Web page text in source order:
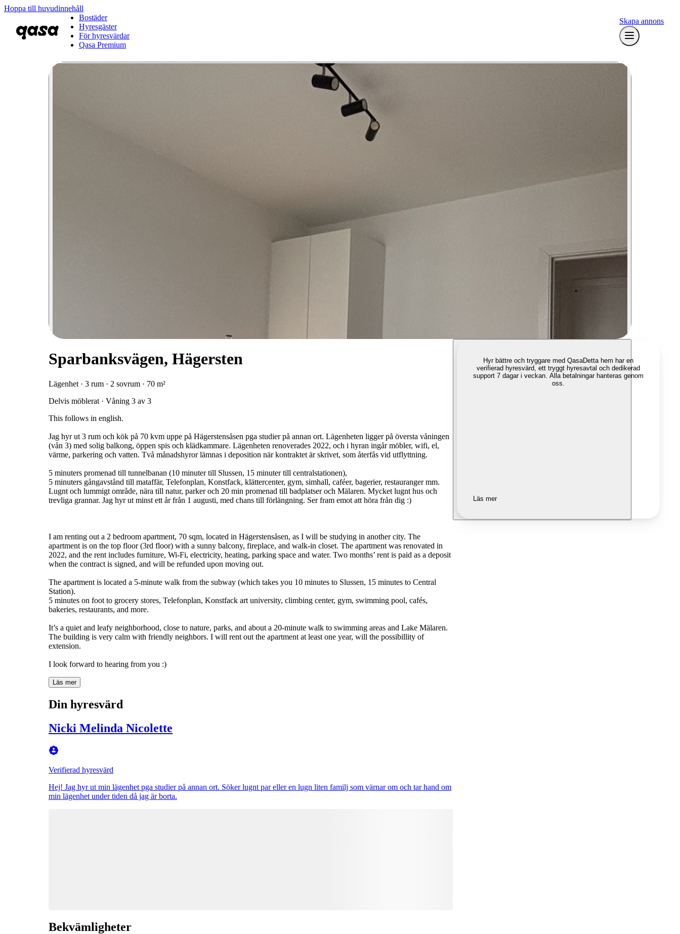
Hoppa till huvudinnehåll
Bostäder
Hyresgäster
För hyresvärdar
Qasa Premium
Skapa annons
Sparbanksvägen, Hägersten
Lägenhet · 3 rum · 2 sovrum · 70 m²
Delvis möblerat · Våning 3 av 3
This follows in english.
Jag hyr ut 3 rum och kök på 70 kvm uppe på Hägerstensåsen pga studier på annan ort. Lägenheten ligger på översta våningen
(vån 3) med solig balkong, öppen spis och klädkammare. Lägenheten renoverades 2022, och i hyran ingår möbler, wifi, el,
värme, parkering och vatten. Två månadshyror lämnas i deposition när kontraktet är skrivet, som återfås vid utflyttning.
5 minuters promenad till tunnelbanan (10 minuter till Slussen, 15 minuter till centralstationen),
5 minuters gångavstånd till mataffär, Telefonplan, Konstfack, klättercenter, gym, simhall, caféer, bagerier, restauranger mm.
Lugnt och lummigt område, nära till natur, parker och 20 min promenad till badplatser och Mälaren. Mycket lugnt hus och
trevliga grannar. Jag hyr ut minst ett år från 1 augusti, med chans till förlängning. Ser fram emot att höra från dig :)
I am renting out a 2 bedroom apartment, 70 sqm, located in Hägerstensåsen, as I will be studying in another city. The
apartment is on the top floor (3rd floor) with a sunny balcony, fireplace, and walk-in closet. The apartment was renovated in
2022, and the rent includes furniture, Wi-Fi, electricity, heating, parking space and water. Two months’ rent is paid as a deposit
when the contract is signed, and will be refunded upon moving out.
The apartment is located a 5-minute walk from the subway (which takes you 10 minutes to Slussen, 15 minutes to Central
Station).
5 minutes on foot to grocery stores, Telefonplan, Konstfack art university, climbing center, gym, swimming pool, cafés,
bakeries, restaurants, and more.
It’s a quiet and leafy neighborhood, close to nature, parks, and about a 20-minute walk to swimming areas and Lake Mälaren.
The building is very calm with friendly neighbors. I will rent out the apartment at least one year, will the possibillity of
extension.
I look forward to hearing from you :)
Läs mer
Din hyresvärd
Nicki Melinda Nicolette
Verifierad hyresvärd
Hej! Jag hyr ut min lägenhet pga studier på annan ort. Söker lugnt par eller en lugn liten familj som värnar om och tar hand om
min lägenhet under tiden då jag är borta.
Bekvämligheter
Hyr bättre och tryggare med QasaDetta hem har en
verifierad hyresvärd, ett tryggt hyresavtal och dedikerad
support 7 dagar i veckan. Alla betalningar hanteras genom
oss.
Läs mer